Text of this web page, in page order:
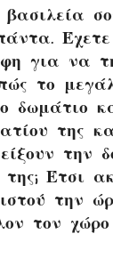
για να
το
δωμάτιο
της
την
Έτσι
την
τον